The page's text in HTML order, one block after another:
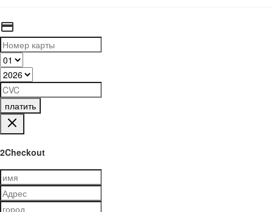
платить
2Checkout